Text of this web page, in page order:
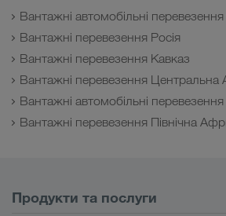
Вантажні автомобільні
Вантажні перевезення Росія
Вантажні перевезення Кавказ
Вантажні перевезення Центральна
Вантажні автомобільні
Вантажні перевезення Північна
Продукти та послуги